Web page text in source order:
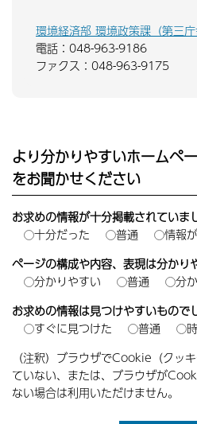
環境経済部 環境政策課（第三庁
電話：048-963-9186
ファクス：048-963-9175
より分かりやすいホームペ
をお聞かせください
お求めの情報が十分掲載されていま
十分だった
普通
情報
ページの構成や内容、表現は分かり
分かりやすい
普通
分
お求めの情報は見つけやすいもので
すぐに見つけた
普通
（注釈）ブラウザでCookie（クッ
ていない、または、ブラウザが
ない場合は利用いただけません。